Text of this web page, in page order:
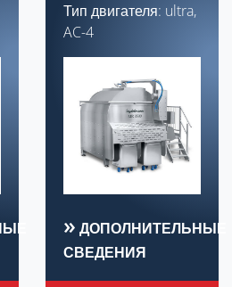
Тип двигателя: ultra,
AC-4
ДОПОЛНИТЕЛЬНЫЕ
СВЕДЕНИЯ